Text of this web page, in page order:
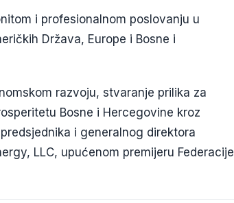
i profesionalnom poslovanju u
Država, Europe i Bosne i
razvoju, stvaranje prilika za
Bosne i Hercegovine kroz
i generalnog direktora
LLC, upućenom premijeru Federacije